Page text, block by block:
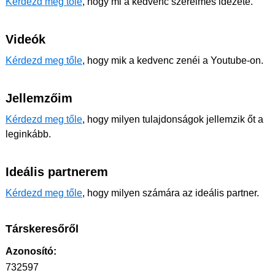
Videók
Kérdezd meg tőle, hogy mik a kedvenc zenéi a Youtube-on.
Jellemzőim
Kérdezd meg tőle, hogy milyen tulajdonságok jellemzik őt a
leginkább.
Ideális partnerem
Kérdezd meg tőle, hogy milyen számára az ideális partner.
Társkeresőről
Azonosító:
732597